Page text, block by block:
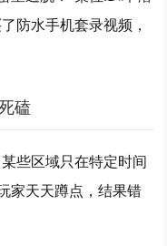
防水手机套录视频，
磕
某些区域只在特定时间
家天天蹲点，结果错